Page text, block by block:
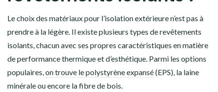
Le choix des matériaux pour l’isolation extérieure n’est pas à
prendre à la légère. Il existe plusieurs types de revêtements
isolants, chacun avec ses propres caractéristiques en matière
de performance thermique et d’esthétique. Parmi les options
populaires,on trouve le polystyrène expansé(EPS), la laine
minérale ou encore la fibre de bois.